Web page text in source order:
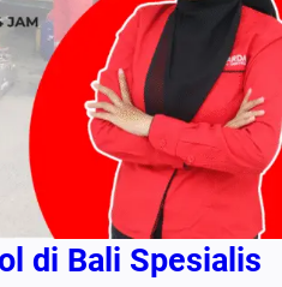
di Bali Spesialis